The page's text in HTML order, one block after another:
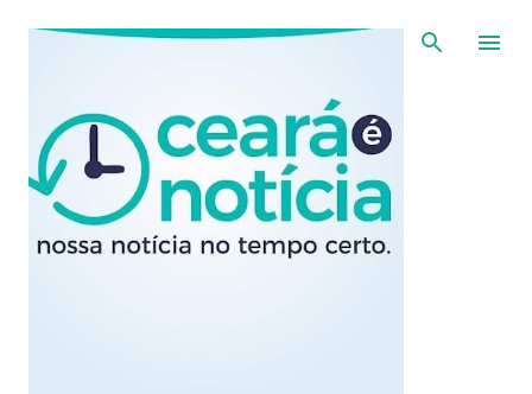
Pular para o conteúdo principal